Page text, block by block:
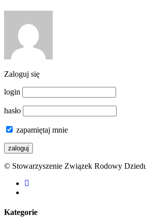
Zaloguj się
login
hasło
zapamiętaj mnie
© Stowarzyszenie Związek Rodowy
facebook
Kategorie